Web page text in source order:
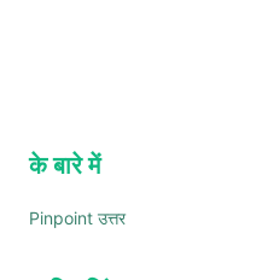
के बारे में
Pinpoint उत्तर